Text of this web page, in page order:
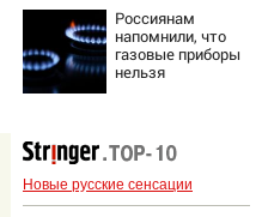
прекратил работу
Россиянам
напомнили, что
газовые приборы
нельзя
Новые русские сенсации